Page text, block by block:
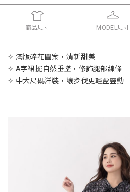
商品尺寸 MODEL尺寸
✧ 滿版碎花圖案，清新甜美
✧ A字裙擺自然垂墜，修飾腿部線條
✧ 中大尺碼洋裝，讓步伐更輕盈靈動